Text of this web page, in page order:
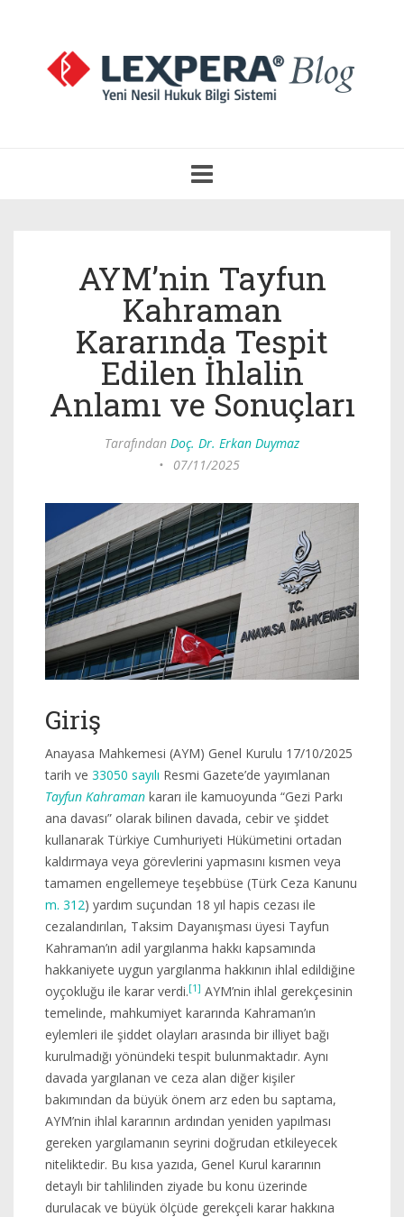
Aç
AYM’nin Tayfun
Kahraman
Kararında Tespit
Edilen İhlalin
Anlamı ve Sonuçları
Tarafından Doç. Dr. Erkan Duymaz
•
07/11/2025
Giriş
Anayasa Mahkemesi (AYM) Genel Kurulu 17/10/2025
tarih ve 33050 sayılı Resmi Gazete’de yayımlanan
Tayfun Kahraman kararı ile kamuoyunda “Gezi Parkı
ana davası” olarak bilinen davada, cebir ve şiddet
kullanarak Türkiye Cumhuriyeti Hükümetini ortadan
kaldırmaya veya görevlerini yapmasını kısmen veya
tamamen engellemeye teşebbüse (Türk Ceza Kanunu
m. 312) yardım suçundan 18 yıl hapis cezası ile
cezalandırılan, Taksim Dayanışması üyesi Tayfun
Kahraman’ın adil yargılanma hakkı kapsamında
hakkaniyete uygun yargılanma hakkının ihlal edildiğine
oyçokluğu ile karar verdi.[1] AYM’nin ihlal gerekçesinin
temelinde, mahkumiyet kararında Kahraman’ın
eylemleri ile şiddet olayları arasında bir illiyet bağı
kurulmadığı yönündeki tespit bulunmaktadır. Aynı
davada yargılanan ve ceza alan diğer kişiler
bakımından da büyük önem arz eden bu saptama,
AYM’nin ihlal kararının ardından yeniden yapılması
gereken yargılamanın seyrini doğrudan etkileyecek
niteliktedir. Bu kısa yazıda, Genel Kurul kararının
detaylı bir tahlilinden ziyade bu konu üzerinde
durulacak ve büyük ölçüde gerekçeli karar hakkına